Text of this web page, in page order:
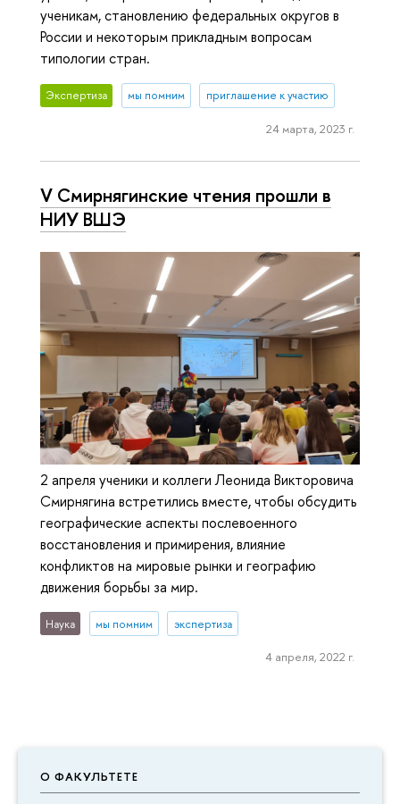
О ФАКУЛЬТЕТЕ
ученикам, становлению федеральных округов в
России и некоторым прикладным вопросам
типологии стран.
Экспертиза мы помним приглашение к участию
24 марта, 2023 г.
V Смирнягинские чтения прошли в
НИУ ВШЭ
2 апреля ученики и коллеги Леонида Викторовича
Смирнягина встретились вместе, чтобы обсудить
географические аспекты послевоенного
восстановления и примирения, влияние
конфликтов на мировые рынки и географию
движения борьбы за мир.
Наука мы помним экспертиза
4 апреля, 2022 г.